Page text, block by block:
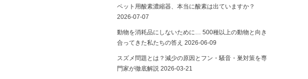
ペット用酸素濃縮器、本当に酸素は出ていますか？
2026-07-07
動物を消耗品にしないために… 500種以上の動物と向き
合ってきた私たちの答え 2026-06-09
スズメ問題とは？減少の原因とフン・騒音・巣対策を専
門家が徹底解説 2026-03-21